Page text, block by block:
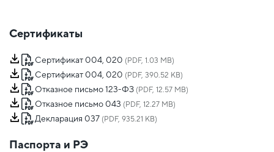
Сертификаты
Сертификат 004, 020 (PDF, 1.03 MB)
Сертификат 004, 020 (PDF, 390.52 KB)
Отказное письмо 123-ФЗ (PDF, 12.57 MB)
Отказное письмо 043 (PDF, 12.27 MB)
Декларация 037 (PDF, 935.21 KB)
Паспорта и РЭ